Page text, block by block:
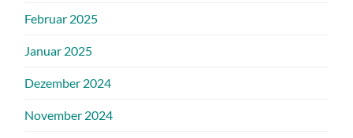
Februar 2025
Januar 2025
Dezember 2024
November 2024